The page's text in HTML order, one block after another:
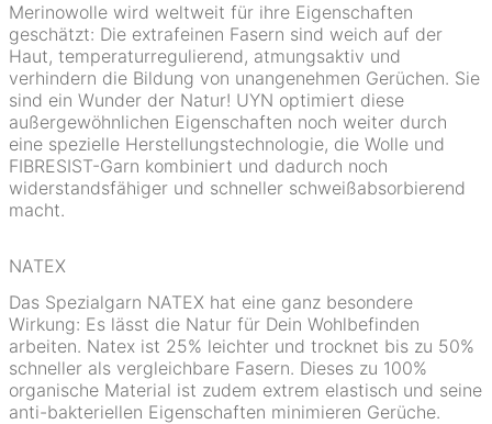
Merinowolle wird weltweit für ihre Eigenschaften
geschätzt: Die extrafeinen Fasern sind weich auf der
Haut, temperaturregulierend, atmungsaktiv und
verhindern die Bildung von unangenehmen Gerüchen. Sie
sind ein Wunder der Natur! UYN optimiert diese
außergewöhnlichen Eigenschaften noch weiter durch
eine spezielle Herstellungstechnologie, die Wolle und
FIBRESIST-Garn kombiniert und dadurch noch
widerstandsfähiger und schneller schweißabsorbierend
macht.
NATEX
Das Spezialgarn NATEX hat eine ganz besondere
Wirkung: Es lässt die Natur für Dein Wohlbefinden
arbeiten. Natex ist 25% leichter und trocknet bis zu 50%
schneller als vergleichbare Fasern. Dieses zu 100%
organische Material ist zudem extrem elastisch und seine
anti-bakteriellen Eigenschaften minimieren Gerüche.